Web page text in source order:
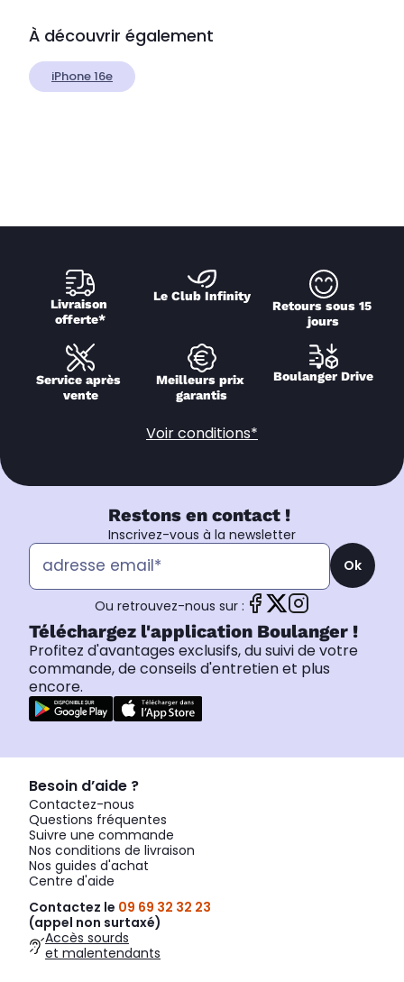
À découvrir également
iPhone 16e
Livraison
offerte*
Le Club Infinity
Retours sous 15
jours
Service après
vente
Meilleurs prix
garantis
Boulanger Drive
Voir conditions*
Restons en contact !
Inscrivez-vous à la newsletter
Ok
Ou retrouvez-nous sur :
Téléchargez l'application Boulanger !
Profitez d'avantages exclusifs, du suivi de votre
commande, de conseils d'entretien et plus
encore.
Besoin d’aide ?
Contactez-nous
Questions fréquentes
Suivre une commande
Nos conditions de livraison
Nos guides d'achat
Centre d'aide
Contactez le 09 69 32 32 23
(appel non surtaxé)
Accès sourds
et malentendants